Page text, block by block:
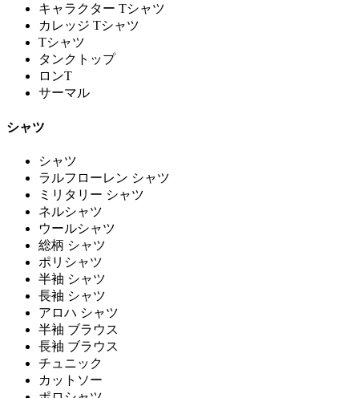
キャラクター Tシャツ
カレッジ Tシャツ
Tシャツ
タンクトップ
ロンT
サーマル
シャツ
シャツ
ラルフローレン シャツ
ミリタリー シャツ
ネルシャツ
ウールシャツ
総柄 シャツ
ポリシャツ
半袖 シャツ
長袖 シャツ
アロハ シャツ
半袖 ブラウス
長袖 ブラウス
チュニック
カットソー